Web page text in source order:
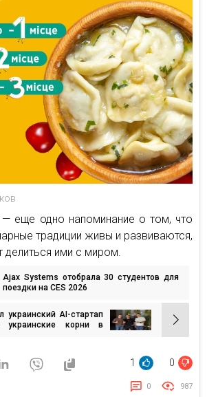
еще одно напоминание о том, что
традиции живы и развиваются,
делиться ими с миром.
Ajax Systems отобрала 30 студентов для
поездки на CES 2026
украинский AI-стартап
украинские корни в
1 0
0 987